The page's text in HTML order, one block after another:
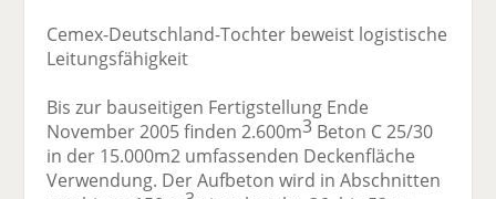
Cemex-Deutschland-Tochter beweist logistische
Leitungsfähigkeit
Bis zur bauseitigen Fertigstellung Ende
November 2005 finden 2.600m3 Beton C 25/30
in der 15.000m2 umfassenden Deckenfläche
Verwendung. Der Aufbeton wird in Abschnitten